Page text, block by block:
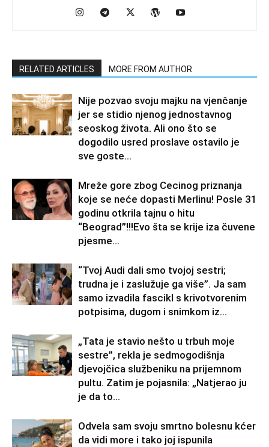
RELATED ARTICLES MORE FROM AUTHOR
Nije pozvao svoju majku na vjenčanje
jer se stidio njenog jednostavnog
seoskog života. Ali ono što se
dogodilo usred proslave ostavilo je
sve goste...
Mreže gore zbog Cecinog priznanja
koje se neće dopasti Merlinu! Posle 31
godinu otkrila tajnu o hitu
“Beograd”!!!Evo šta se krije iza čuvene
pjesme...
“Tvoj Audi dali smo tvojoj sestri;
trudna je i zaslužuje ga više”. Ja sam
samo izvadila fascikl s krivotvorenim
potpisima, dugom i snimkom iz...
„Tata je stavio nešto u trbuh moje
sestre”, rekla je sedmogodišnja
djevojčica službeniku na prijemnom
pultu. Zatim je pojasnila: „Natjerao ju
je da to...
Odvela sam svoju smrtno bolesnu kćer
da vidi more i tako joj ispunila